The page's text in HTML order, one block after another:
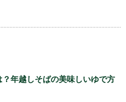
年越しそばの美味しいゆで方